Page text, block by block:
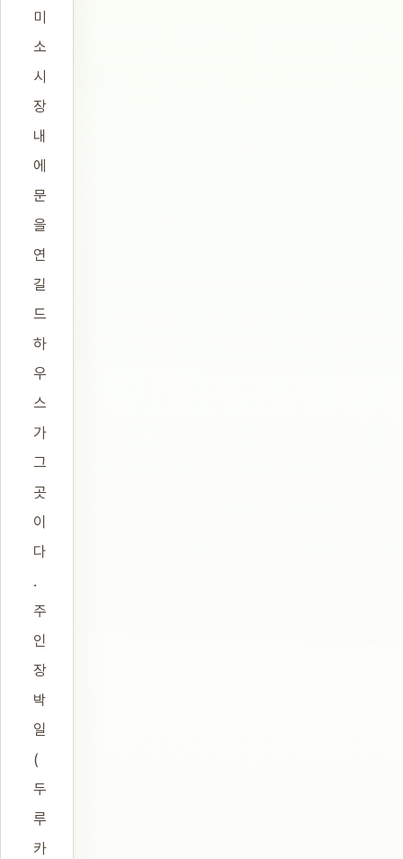
미
소
시
장
내
에
문
을
연
길
드
하
우
스
가
그
곳
이
다
.
주
인
장
박
일
(
두
루
카